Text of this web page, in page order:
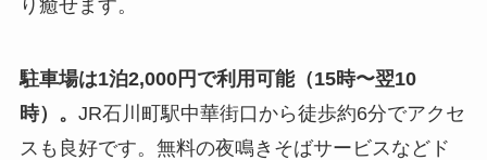
り癒せます。
駐車場は1泊2,000円で利用可能（15時〜翌10
時）。 JR石川町駅中華街口から徒歩約6分でアクセ
スも良好です。無料の夜鳴きそばサービスなどド